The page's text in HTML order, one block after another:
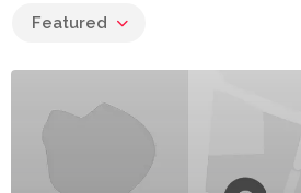
Featured